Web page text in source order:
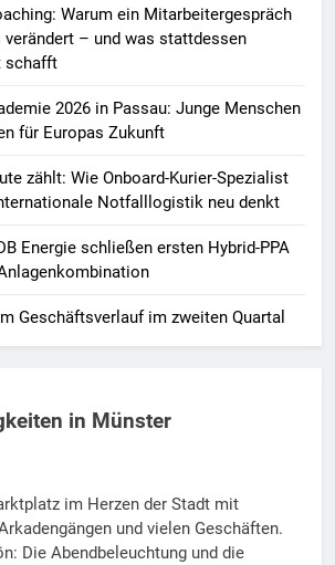
Warum ein Mitarbeitergespräch
– und was stattdessen
schafft
2026 in Passau: Junge Menschen
für Europas Zukunft
zählt: Wie Onboard-Kurier-Spezialist
Notfalllogistik neu denkt
Energie schließen ersten Hybrid-PPA
Geschäftsverlauf im zweiten Quartal
in Münster
im Herzen der Stadt mit
und vielen Geschäften.
Die Abendbeleuchtung und die